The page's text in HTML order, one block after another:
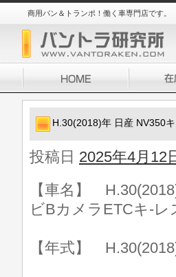
商用バン＆トランポ！働く車専門店です。
H.30(2018)年 日産 NV350
投稿日 2025年4月12
【車名】
ビBカメラETCキ-レ
【年式】